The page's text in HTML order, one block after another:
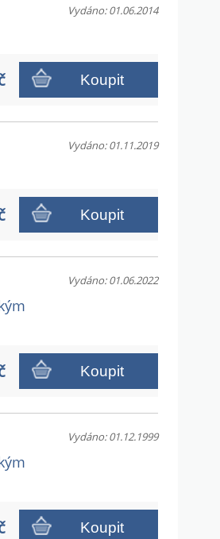
Vydáno: 01.06.2014
Koupit
Vydáno: 01.11.2019
Koupit
Vydáno: 01.06.2022
Koupit
Vydáno: 01.12.1999
Koupit